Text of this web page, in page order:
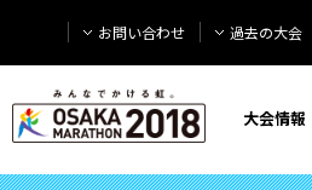
お問い合わせ 過去の大会
大会情報